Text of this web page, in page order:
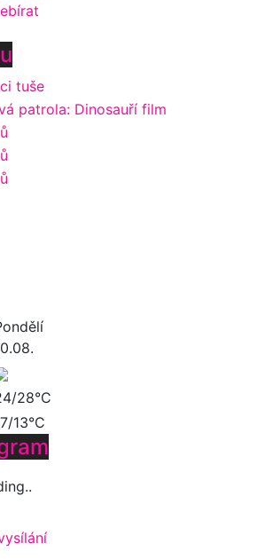
tuše
patrola: Dinosauří film
28°C
13°C